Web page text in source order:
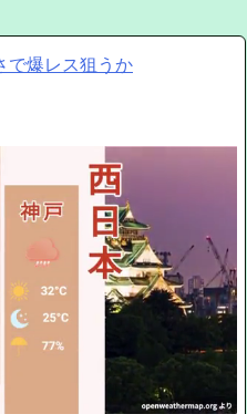
で爆レス狙うか